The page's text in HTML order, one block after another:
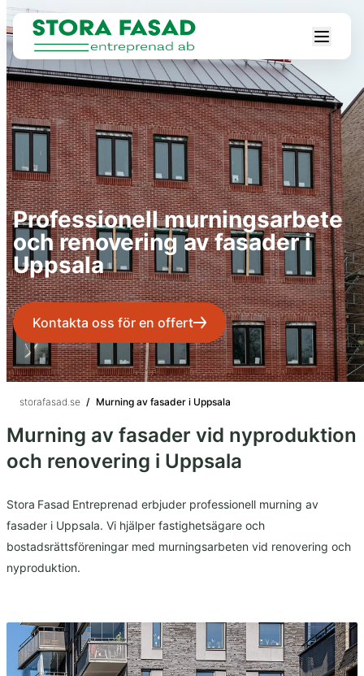
Professionell murningsarbete
och renovering av fasader i
Uppsala
Kontakta oss för en offert
storafasad.se / Murning av fasader i Uppsala
Murning av fasader vid nyproduktion
och renovering i Uppsala
Stora Fasad Entreprenad erbjuder professionell murning av
fasader i Uppsala. Vi hjälper fastighetsägare och
bostadsrättsföreningar med murningsarbeten vid renovering och
nyproduktion.